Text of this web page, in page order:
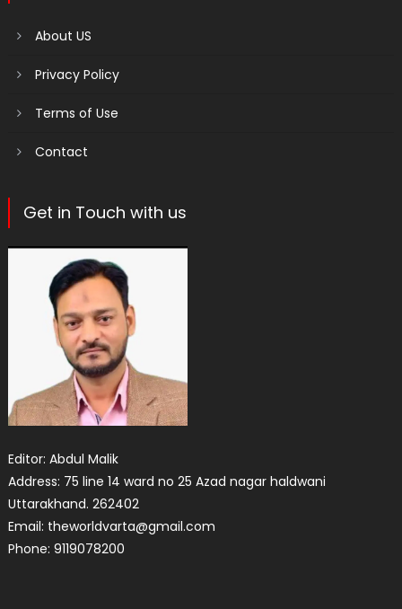
About US
Privacy Policy
Terms of Use
Contact
Get in Touch with us
Editor: Abdul Malik
Address: 75 line 14 ward no 25 Azad nagar haldwani
Uttarakhand. 262402
Email: theworldvarta@gmail.com
Phone: 9119078200